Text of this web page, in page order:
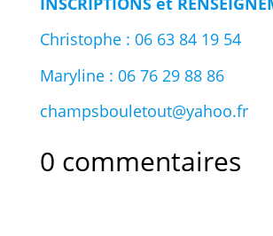
Christophe : 06 63 84 19 54
Maryline : 06 76 29 88 86
champsbouletout@yahoo.fr
0 commentaires